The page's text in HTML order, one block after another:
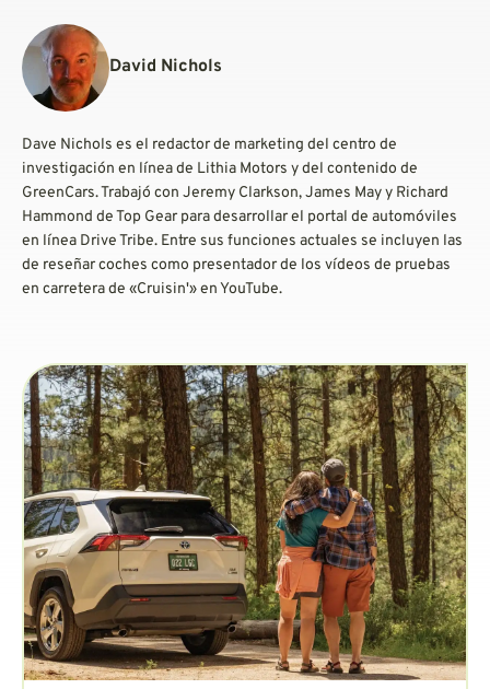
David Nichols
Dave Nichols es el redactor de marketing del centro de
investigación en línea de Lithia Motors y del contenido de
GreenCars. Trabajó con Jeremy Clarkson, James May y Richard
Hammond de Top Gear para desarrollar el portal de automóviles
en línea Drive Tribe. Entre sus funciones actuales se incluyen las
de reseñar coches como presentador de los vídeos de pruebas
en carretera de «Cruisin'» en YouTube.